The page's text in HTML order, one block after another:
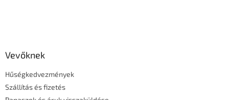
Vevőknek
Hűségkedvezmények
Szállítás és fizetés